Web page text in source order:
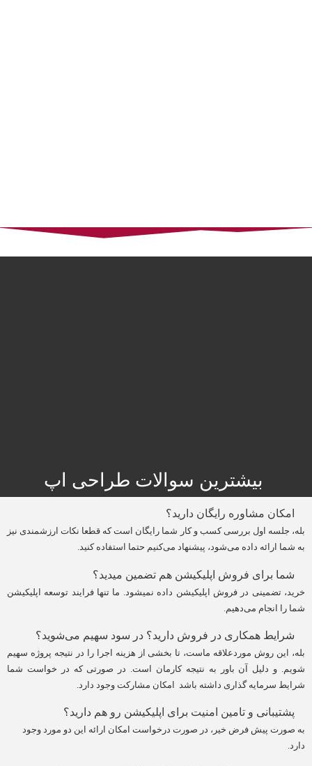
بیشترین سوالات طراحی اپ
امکان مشاوره رایگان دارید؟
بله، جلسه اول بررسی کسب و کار شما رایگان است که قطعا نکات ارزشمندی نیز
به شما ارائه داده می‌شود، پیشنهاد می‌کنیم حتما استفاده کنید.
شما برای فروش اپلیکیشن هم تضمین میدید؟
خرید، تضمینی در فروش اپلیکیشن داده نمیشود. ما تنها فرایند توسعه اپلیکیشن
شما را انجام می‌دهیم.
شرایط همکاری در فروش دارید؟ در سود سهیم می‌شوید؟
بله، این روش موردعلاقه ماست، تا بخشی از هزینه اجرا را در نتیجه پروژه سهیم
شویم. و دلیل آن باور به نتیجه کارمان است. در صورتی که در خواست شما
شرایط سرمایه گذاری داشته باشد امکان مشارکت وجود دارد.
پشتیبانی و تامین امنیت برای اپلیکیشن رو هم دارید؟
به صورت پیش فرض خیر، در صورت درخواست امکان ارائه این دو مورد وجود
دارد.